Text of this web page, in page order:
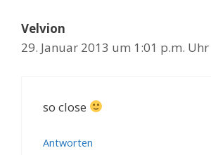
Velvion
29. Januar 2013 um 1:01 p.m. Uhr
so close
Antworten